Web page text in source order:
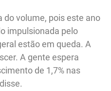
do volume, pois este ano
impulsionada pelo
estão em queda. A
A gente espera
de 1,7% nas